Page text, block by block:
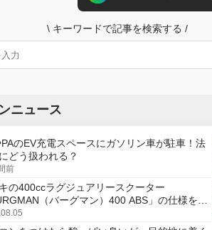
\ キーワードで記事を検索する /
ニュース
のEV充電スペースにガソリン車が駐車！法
どう扱われる？
前
の400ccラグジュアリースクーター
（バーグマン）400 ABS」の仕様を変
8月18日に発売